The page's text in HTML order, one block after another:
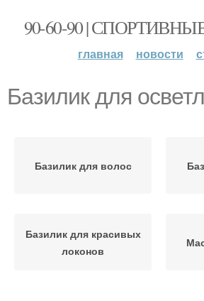
90-60-90 |
главная новости
Базилик для
Базилик для волос
Базилик для красивых
локонов